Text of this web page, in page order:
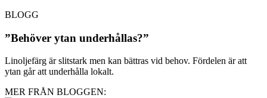
BLOGG
”Behöver ytan underhållas?”
Linoljefärg är slitstark men kan bättras vid behov. Fördelen är att
ytan går att underhålla lokalt.
MER FRÅN BLOGGEN: